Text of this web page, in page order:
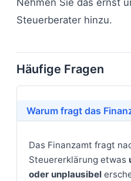
Nehmen Sie das ernst
Steuerberater hinzu.
Häufige Fragen
Warum fragt das
Das Finanzamt fragt
Steuererklärung etwas
oder unplausibel